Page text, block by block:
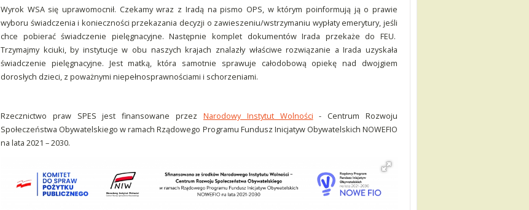
Wyrok WSA się uprawomocnił. Czekamy wraz z Iradą na pismo OPS, w którym poinformują ją o prawie
wyboru świadczenia i konieczności przekazania decyzji o zawieszeniu/wstrzymaniu wypłaty emerytury, jeśli
chce pobierać świadczenie pielęgnacyjne. Następnie komplet dokumentów Irada przekaże do FEU.
Trzymajmy kciuki, by instytucje w obu naszych krajach znalazły właściwe rozwiązanie a Irada uzyskała
świadczenie pielęgnacyjne. Jest matką, która samotnie sprawuje całodobową opiekę nad dwojgiem
dorosłych dzieci, z poważnymi niepełnosprawnościami i schorzeniami.
Rzecznictwo praw SPES jest finansowane przez Narodowy Instytut Wolności - Centrum Rozwoju
Społeczeństwa Obywatelskiego w ramach Rządowego Programu Fundusz Inicjatyw Obywatelskich NOWEFIO
na lata 2021 – 2030.